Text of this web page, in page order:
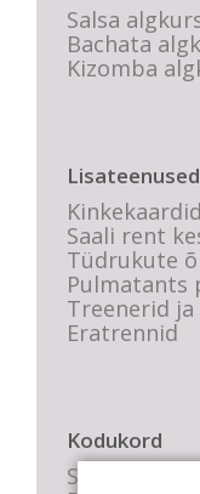
Salsa
Bachata
Kizomba
Lisateenused
Kinkekaardid
Saali rent
Tüdrukute
Pulmatants
Treenerid
Eratrennid
Kodukord
Stuudio